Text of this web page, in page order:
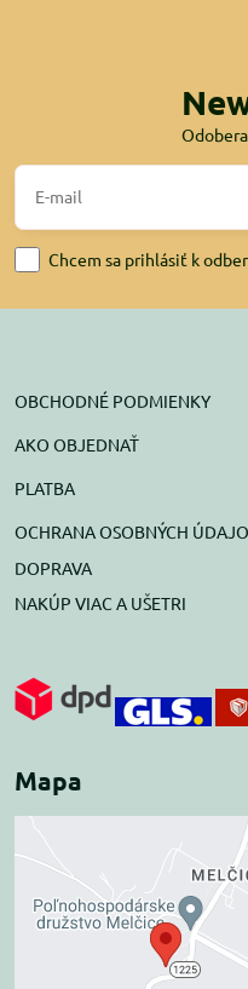
Chcem sa prihlásiť k
OBCHODNÉ PODMIENKY
AKO OBJEDNAŤ
PLATBA
OCHRANA OSOBNÝCH
DOPRAVA
NAKÚP VIAC A UŠETRI
Mapa
Externý obsah
blokovaný
súkromia
Prajete si načítať externý